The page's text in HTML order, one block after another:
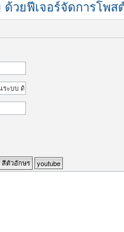
ด้วยฟีเจอร์จัดการโพ